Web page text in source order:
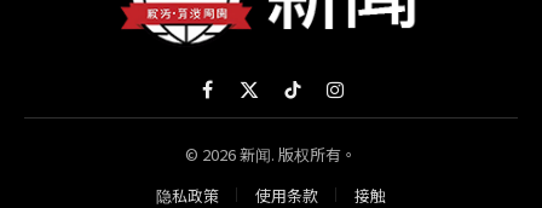
Facebook
X
(Twitter)
TikTokInstagram
© 2026 新闻. 版权所有。
隐私政策
使用条款 接触